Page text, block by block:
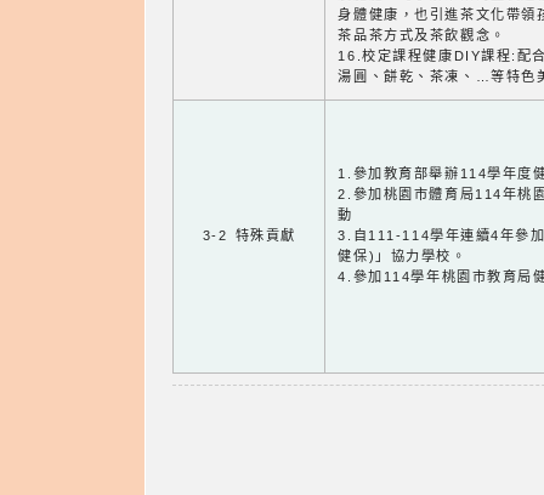
身體健康，也引進茶文化帶領
茶品茶方式及茶飲觀念。
16.校定課程健康DIY課程:配
湯圓、餅乾、茶凍、…等特色
3-2 特殊貢獻
1.參加教育部舉辦114學年度
2.參加桃園市體育局114年桃
動
3.自111-114學年連續4年參
健保)」協力學校。
4.參加114學年桃園市教育局